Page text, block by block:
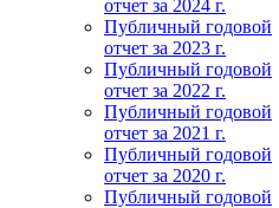
отчет за 2024 г.
Публичный годовой
отчет за 2023 г.
Публичный годовой
отчет за 2022 г.
Публичный годовой
отчет за 2021 г.
Публичный годовой
отчет за 2020 г.
Публичный годовой